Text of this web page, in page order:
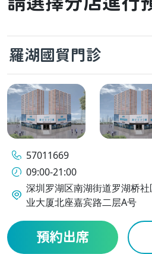
羅湖國貿門診
57011669
09:00-21:00
深圳罗湖区南湖街道罗湖桥
业大厦北座嘉宾路二层A号
預約出席